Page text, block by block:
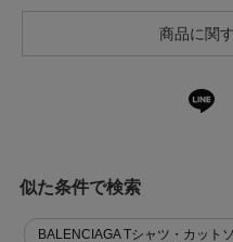
商品に関
似た条件で検索
BALENCIAGA Tシャツ・カット